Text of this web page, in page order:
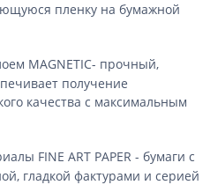
пленку на бумажной
MAGNETIC- прочный,
получение
качества с максимальным
FINE ART PAPER - бумаги с
гладкой фактурами и серией